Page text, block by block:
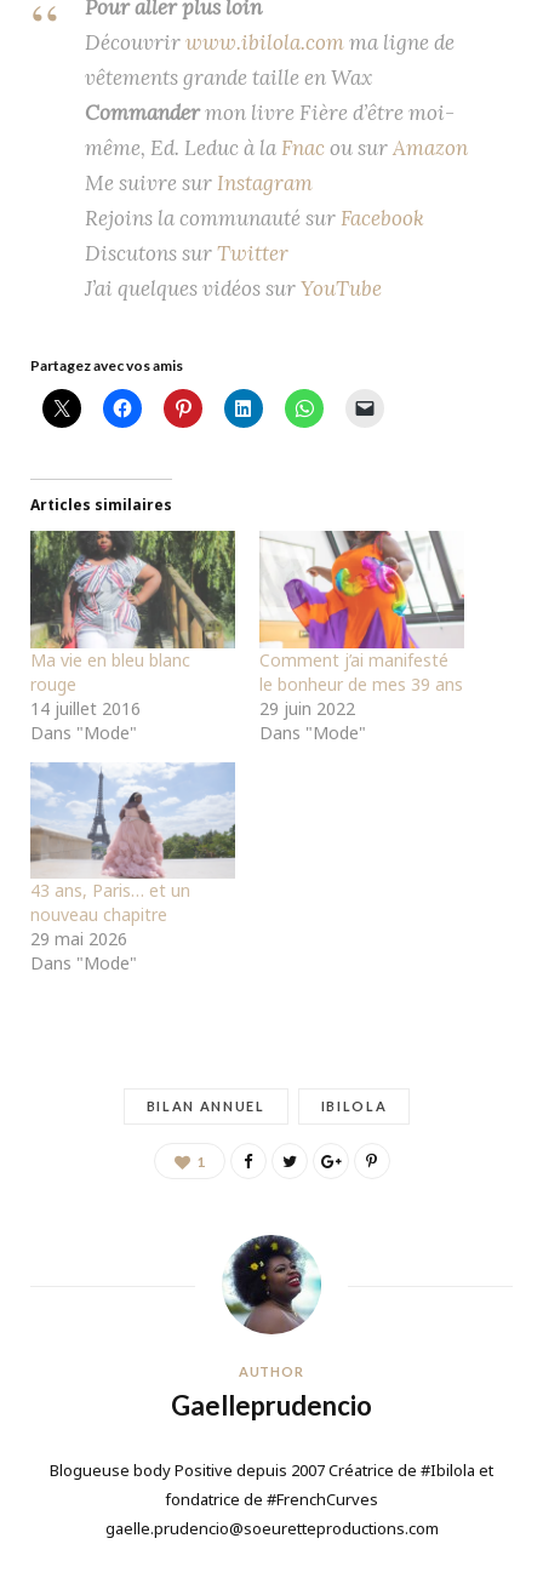
Pour aller plus loin
Découvrirwww.ibilola.comma ligne de
vêtements grande taille en Wax
Commandermon livre Fière d’être moi-
même, Ed. Leduc à la Fnac ou surAmazon
Me suivre sur Instagram
Rejoins la communauté sur Facebook
Discutons surTwitter
J’ai quelques vidéos surYouTube
Partagez avec vos amis
Articles similaires
Ma vie en bleu blanc
rouge
14 juillet 2016
Dans "Mode"
Comment j’ai manifesté
le bonheur de mes 39 ans
29 juin 2022
Dans "Mode"
43 ans, Paris… et un
nouveau chapitre
29 mai 2026
Dans "Mode"
BILAN ANNUEL IBILOLA
1
AUTHOR
Gaelleprudencio
Blogueuse body Positive depuis 2007 Créatrice de #Ibilola et
fondatrice de #FrenchCurves
gaelle.prudencio@soeuretteproductions.com